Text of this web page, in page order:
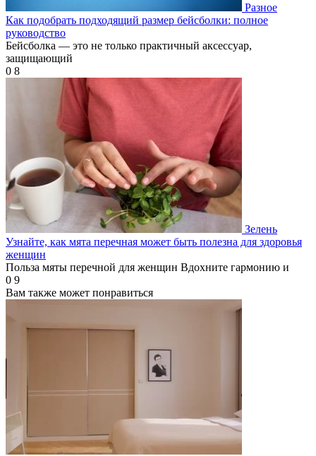
Разное
Как подобрать подходящий размер бейсболки: полное
руководство
Бейсболка — это не только практичный аксессуар,
защищающий
0 8
Зелень
Узнайте, как мята перечная может быть полезна для здоровья
женщин
Польза мяты перечной для женщин Вдохните гармонию и
0 9
Вам также может понравиться